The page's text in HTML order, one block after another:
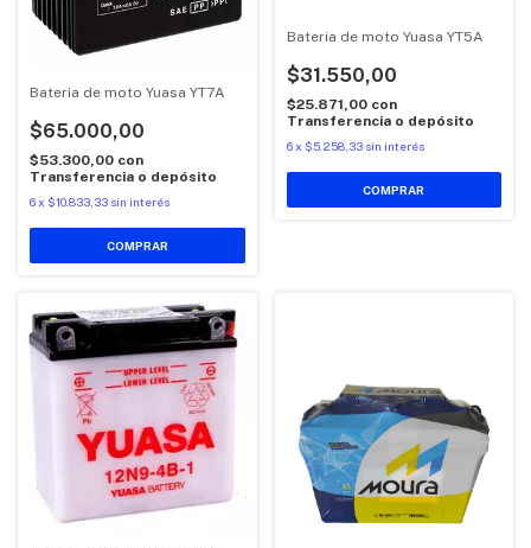
Bateria de moto Yuasa YT7A
$65.000,00
$53.300,00 con
Transferencia o depósito
6x $10.833,33 sin interés
Bateria de moto Yuasa YT5A
$31.550,00
$25.871,00 con
Transferencia o depósito
6 x $5.258,33 sin interés